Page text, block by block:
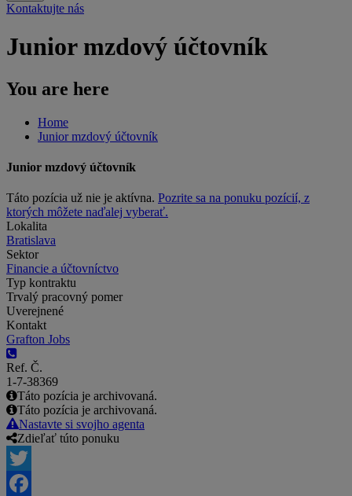
Kontaktujte nás
Junior mzdový účtovník
You are here
Home
Junior mzdový účtovník
Junior mzdový účtovník
Táto pozícia už nie je aktívna. Pozrite sa na ponuku pozícií, z
ktorých môžete naďalej vyberať.
Lokalita
Bratislava
Sektor
Financie a účtovníctvo
Typ kontraktu
Trvalý pracovný pomer
Uverejnené
Kontakt
Grafton Jobs
Ref. Č.
1-7-38369
Táto pozícia je archivovaná.
Táto pozícia je archivovaná.
Nastavte si svojho agenta
Zdieľať túto ponuku
Twitter